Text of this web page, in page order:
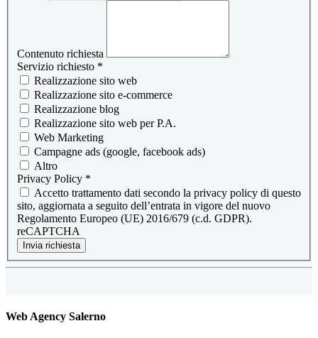
Contenuto richiesta
Servizio richiesto *
Realizzazione sito web
Realizzazione sito e-commerce
Realizzazione blog
Realizzazione sito web per P.A.
Web Marketing
Campagne ads (google, facebook ads)
Altro
Privacy Policy *
Accetto trattamento dati secondo la privacy policy di questo
sito, aggiornata a seguito dell’entrata in vigore del nuovo
Regolamento Europeo (UE) 2016/679 (c.d. GDPR).
reCAPTCHA
Invia richiesta
Web Agency Salerno